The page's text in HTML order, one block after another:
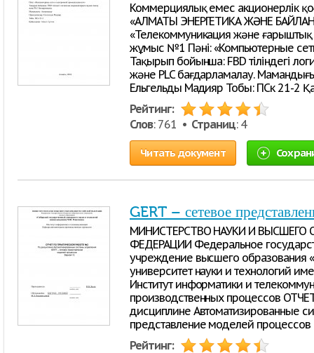
Коммерциялық емес акционерлік
«АЛМАТЫ ЭНЕРГЕТИКА ЖӘНЕ
«Телекоммуникация және
жұмыс №1 Пәні: «Компьютерные
Тақырып бойынша: FBD тіліндегі
және PLC бағдарламалау.
Ельгельды Мадияр Тобы: ПСк 21-2
Рейтинг:
Слов: 761 • Страниц: 4
Читать документ
GERT – сетевое
МИНИСТЕРСТВО НАУКИ И ВЫСШЕГО
ФЕДЕРАЦИИ Федеральное
учреждение высшего образования
университет науки и технологий
Институт информатики и
производственных процессов
дисциплине Автоматизированные
представление моделей процессов
Рейтинг: